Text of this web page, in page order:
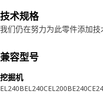
技术规格
我们仍在努力为此零件添加技
兼容型号
挖掘机
EL240BEL240CEL200BE240C